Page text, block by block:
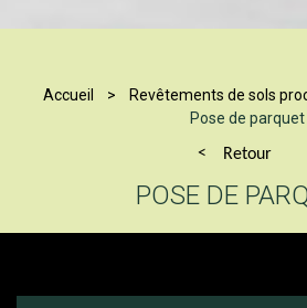
Accueil
Revêtements de sols
Pose de parquet
Retour
POSE DE